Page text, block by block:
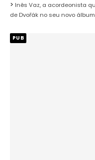
Inês Vaz, a acordeonista
de Dvořák no seu novo álbum
PUB